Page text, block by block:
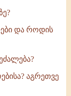
და როდის
აგრეთვე